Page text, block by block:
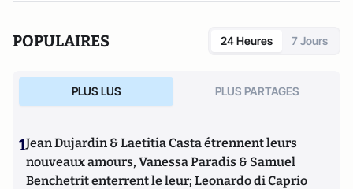
POPULAIRES 24 Heures 7 Jours
PLUS LUS PLUS PARTAGES
1Jean Dujardin & Laetitia Casta étrennent leurs
nouveaux amours, Vanessa Paradis & Samuel
Benchetrit enterrent le leur; Leonardo di Caprio